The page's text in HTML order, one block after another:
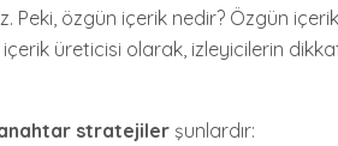
Peki, özgün içerik nedir? Özgün
üreticisi olarak, izleyicilerin
stratejiler şunlardır: